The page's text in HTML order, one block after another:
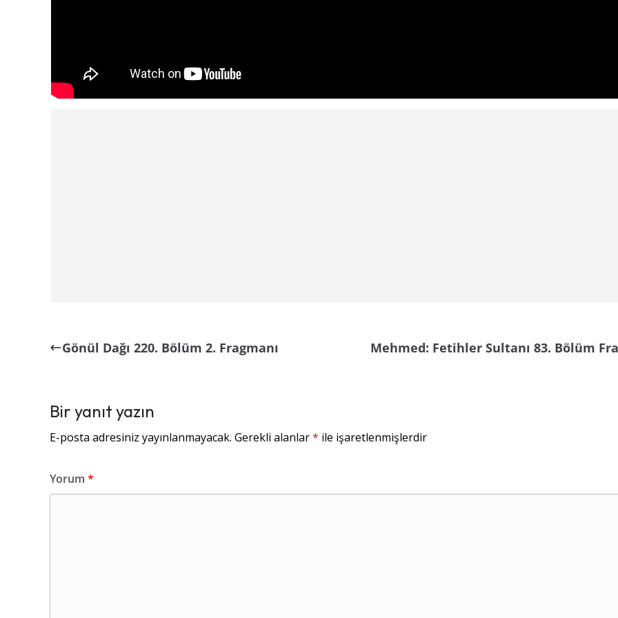
Gönül Dağı 220. Bölüm 2. Fragmanı Mehmed: Fetihler Sultanı 83. Bölüm
Bir yanıt yazın
E-posta adresiniz yayınlanmayacak. Gerekli alanlar* ile işaretlenmişlerdir
Yorum *